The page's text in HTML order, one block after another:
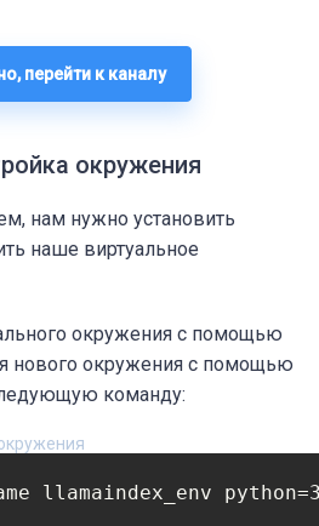
перейти к каналу
окружения
нам нужно установить
наше виртуальное
окружения с помощью
нового окружения с помощью
команду: